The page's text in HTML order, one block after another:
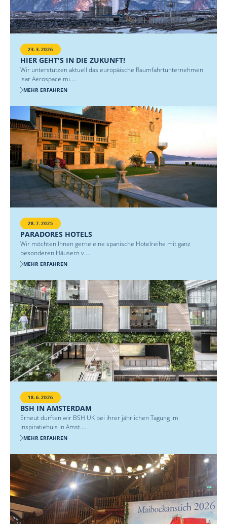
23.3.2026
HIER GEHT'S IN DIE ZUKUNFT!
Wir unterstützen aktuell das europäische Raumfahrtunternehmen
Isar Aerospace mi....
MEHR ERFAHREN
28.7.2025
PARADORES HOTELS
Wir möchten Ihnen gerne eine spanische Hotelreihe mit ganz
besonderen Häusern v....
MEHR ERFAHREN
18.6.2026
BSH IN AMSTERDAM
Erneut durften wir BSH UK bei ihrer jährlichen Tagung im
Inspiratiehuis in Amst....
MEHR ERFAHREN